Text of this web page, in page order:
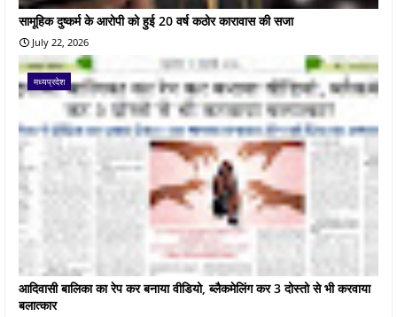
सामूहिक दुष्कर्म के आरोपी को हुई 20 वर्ष कठोर कारावास की सजा
July 22, 2026
मध्यप्रदेश
आदिवासी बालिका का रेप कर बनाया वीडियो, ब्लैकमेलिंग कर 3 दोस्तो से भी करवाया
बलात्कार